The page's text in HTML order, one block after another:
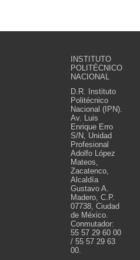
INSTITUTO
POLITÉCNICO
NACIONAL
D.R. Instituto
Politécnico
Nacional (IPN).
Av. Luis
Enrique Erro
S/N, Unidad
Profesional
Adolfo López
Mateos,
Zacatenco,
Alcaldía
Gustavo A.
Madero, C.P.
07738, Ciudad
de México.
Conmutador:
55 57 29 60 00
/ 55 57 29 63
00.